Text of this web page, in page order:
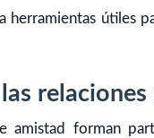
útiles
relaciones
amistad forman